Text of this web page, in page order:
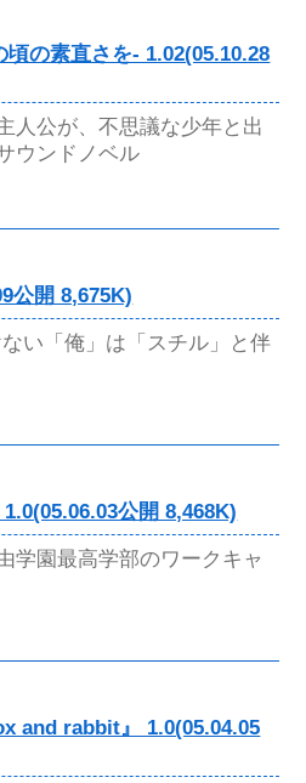
頃の素直さを- 1.02(05.10.28
人公が、不思議な少年と出
ウンドノベル
公開 8,675K)
ない「俺」は「スチル」と伴
公開 8,468K)
学園最高学部のワークキャ
and rabbit』 1.0(05.04.05